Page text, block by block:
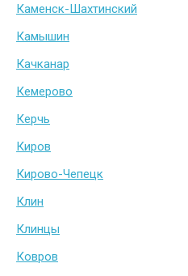
Каменск-Шахтинский
Камышин
Качканар
Кемерово
Керчь
Киров
Кирово-Чепецк
Клин
Клинцы
Ковров